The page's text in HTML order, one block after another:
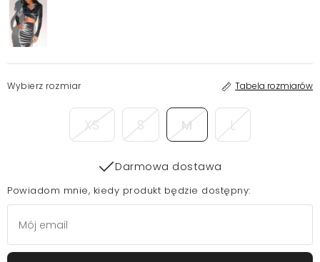
Wybierz rozmiar Tabela rozmiarów
XS S M L
Darmowa dostawa
Powiadom mnie, kiedy produkt będzie dostępny: